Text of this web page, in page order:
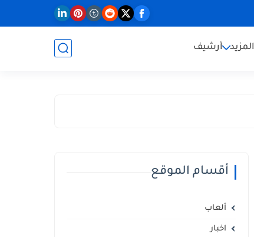
المزيد أرشيف
أقسام الموقع
ألعاب
اخبار